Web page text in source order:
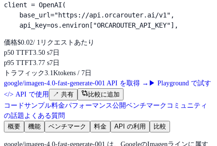
client = OpenAI(
    base_url="https://api.orcarouter.ai/v1",
    api_key=os.environ["ORCAROUTER_API_KEY"],
価格$0.02/ 1リクエストあたり
p50 TTFT3.50 s7日
p95 TTFT3.77 s7日
トラフィック3.1Ktokens / 7日
google/imagen-4.0-fast-generate-001 API を取得 → ▶ Playground で試す
</> API で使用 ↗ 共有
比較に追加
コードサンプル料金パフォーマンス公開ベンチマーク コミュニティ
の話題 よくある質問
概要
機能 ベンチマーク 料金 API の利用 比較
google/imagen-4.0-fast-generate-001 は、GoogleのImagenラインに属す